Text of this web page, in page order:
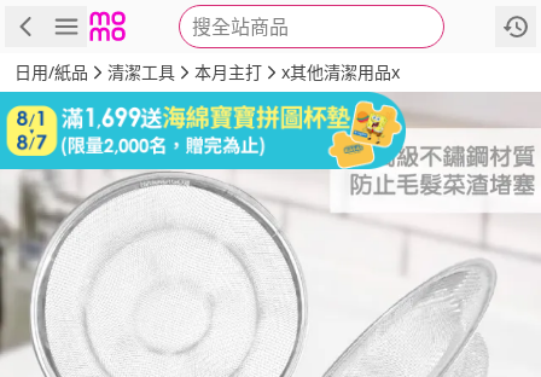
搜全站商品
商品 評價 詳情
日用/紙品 清潔工具 本月主打 x其他清潔用品x